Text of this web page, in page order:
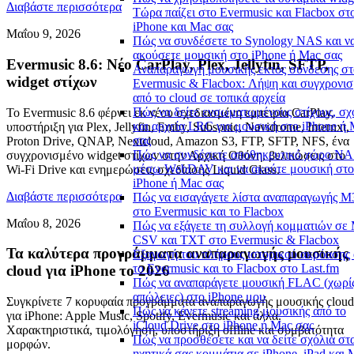
Τώρα παίζει στο Evermusic και Flacbox
iPhone και Mac σας
Πώς να συνδέσετε το Synology NAS και
ακούσετε μουσική στο iPhone ή Mac σας
Αναπαραγωγή μουσικής εκτός σύνδεσης
Evermusic & Flacbox: Λήψη και
από το cloud σε τοπικά αρχεία
Πώς να δείτε ενσωματωμένους στίχους,
και αρχεία LRC για μουσική στο iPhone ή
σας
Πώς να συνδέσετε αποθηκευτικό χώρο
μέσω WebDAV και να ακούτε μουσική στο
iPhone ή Mac σας
Πώς να εισαγάγετε λίστα αναπαραγωγής
στο Evermusic και το Flacbox
Πώς να εξάγετε τη συλλογή κομματιών σε
CSV και TXT στο Evermusic & Flacbox
Εξαγωγή του πλήρους ιστορικού ακρόασης
το Evermusic και το Flacbox στο Last.fm
Πώς να αναπαράγετε μουσική FLAC
απώλειες) στο iPhone μου
Πώς να κάνετε streaming μουσικής από το
iCloud Drive στο iPhone ή Mac σας
Πώς να προσθέσετε και να δείτε σχόλια
Διαβάστε περισσότερα
Μαΐου 9, 2026
Evermusic 8.6: Νέο CarPlay, Plex, Jellyfin, SFTP,
widget στίχων
Το Evermusic 8.6 φέρνει εκ νέου σχεδιασμένη εμπειρία CarPlay,
υποστήριξη για Plex, Jellyfin, Emby, Subsonic, Navidrome, Internxt,
Proton Drive, QNAP, Nextcloud, Amazon S3, FTP, SFTP, NFS, ένα
συγχρονισμένο widget στίχων στην Αρχική Οθόνη, βελτιώσεις στο
Wi-Fi Drive και ενημερώσεις σχεδίασης Liquid Glass.
Διαβάστε περισσότερα
Μαΐου 8, 2026
Τα καλύτερα προγράμματα αναπαραγωγής μουσικής
cloud για iPhone το 2026
Συγκρίνετε 7 κορυφαία προγράμματα αναπαραγωγής μουσικής cloud
για iPhone: Apple Music, Spotify, Evermusic και άλλα.
Χαρακτηριστικά, τιμολόγηση, υποστήριξη offline και συμβατότητα
μορφών.